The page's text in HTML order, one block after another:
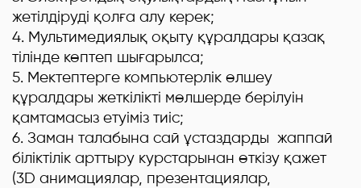
жетілдіруді қолға алу керек;
4. Мультимедиялық оқыту құралдары қазақ
тілінде көптеп шығарылса;
5. Мектептерге компьютерлік өлшеу
құралдары жеткілікті мөлшерде берілуін
қамтамасыз етуіміз тиіс;
6. Заман талабына сай ұстаздарды жаппай
біліктілік арттыру курстарынан өткізу қажет
(3D анимациялар, презентациялар,